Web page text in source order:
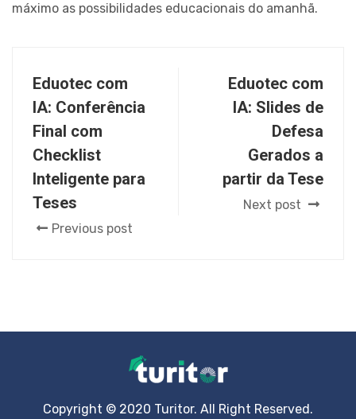
máximo as possibilidades educacionais do amanhã.
Eduotec com
IA: Conferência
Final com
Checklist
Inteligente para
Teses
Previous post
Eduotec com
IA: Slides de
Defesa
Gerados a
partir da Tese
Next post
Copyright © 2020 Turitor. All Right Reserved.